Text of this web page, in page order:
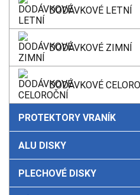
DODÁVKOVÉ LETNÍ
DODÁVKOVÉ ZIMNÍ
DODÁVKOVÉ
PROTEKTORY VRANÍK
ALU DISKY
PLECHOVÉ DISKY